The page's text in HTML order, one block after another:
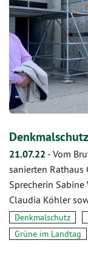
21.07.22 - Vom
sanierten
Sprecherin
Claudia Köhler
Denkmalschutz
Grüne im Landtag